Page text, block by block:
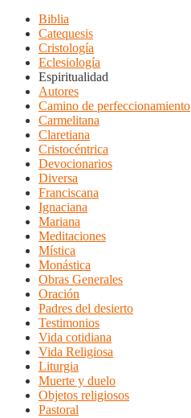
Biblia
Catequesis
Cristología
Eclesiología
Espiritualidad
Autores
Camino de perfeccionamiento
Carmelitana
Claretiana
Cristocéntrica
Devocionarios
Diversa
Franciscana
Ignaciana
Mariana
Meditaciones
Mística
Monástica
Obras Generales
Oración
Padres del desierto
Testimonios
Vida cotidiana
Vida Religiosa
Liturgia
Muerte y duelo
Objetos religiosos
Pastoral